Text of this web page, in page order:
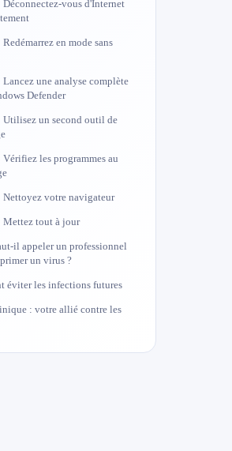
Déconnectez-vous d'Internet
en mode sans
Lancez une analyse complète
Defender
Utilisez un second outil de
Vérifiez les programmes au
Nettoyez votre navigateur
Mettez tout à jour
il appeler un professionnel
un virus ?
éviter les infections futures
: votre allié contre les